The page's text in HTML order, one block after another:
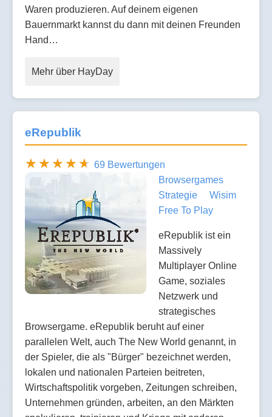
Waren produzieren. Auf deinem eigenen
Bauernmarkt kannst du dann mit deinen Freunden
Hand…
Mehr über HayDay
eRepublik
69 Bewertungen
Browsergames
Strategie
Wisim
Free To Play
eRepublik ist ein
Massively
Multiplayer Online
Game, soziales
Netzwerk und
strategisches
Browsergame. eRepublik beruht auf einer
parallelen Welt, auch The New World genannt, in
der Spieler, die als "Bürger" bezeichnet werden,
lokalen und nationalen Parteien beitreten,
Wirtschaftspolitik vorgeben, Zeitungen schreiben,
Unternehmen gründen, arbeiten, an den Märkten